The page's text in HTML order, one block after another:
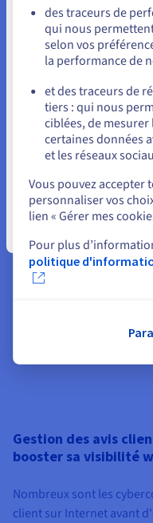
Il existe une façon
sur Internet : l'offre
OVHcloud, consiste à
les informations liées à
société, horaires
renseignées sur la
publication sur différents
modification prend effet
de maintenir vos
pour votre clientèle et
sur Internet passe ici en
Google Maps ou Waze)
En savoir plus
Gestion des avis
booster sa visibilité
Nombreux sont les
client sur Internet avant
Allez sur le site
us.ovhcloud.com/
Rester sur le site
Sélectionner un
des traceurs de
qui nous
selon vos
la performance de
et des traceurs de
tiers : qui nous
ciblées, de
certaines données
et les réseaux
Vous pouvez accepter
personnaliser vos
lien « Gérer mes
Pour plus
politique